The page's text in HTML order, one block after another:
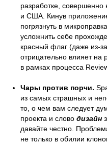
разработке, совершенно
и США. Кинув
погрязнуть в
усложнить себе
красный флаг (даже из-
отрицательно влияет
в рамках процесса
Чары против порчи.
из самых страшных и
то, о чем вам следует
проекта и слово дизайн
давайте честно.
не только в обилии